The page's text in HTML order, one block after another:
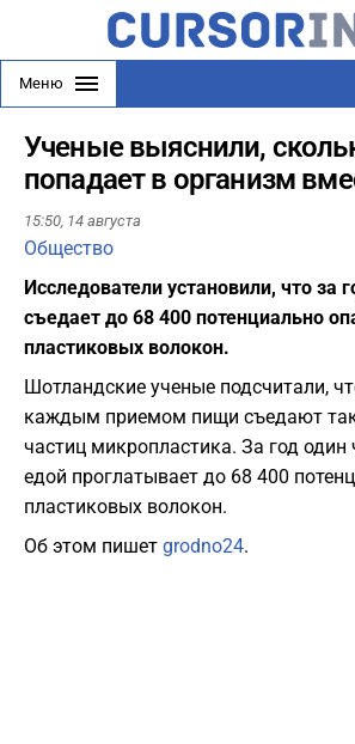
Меню
Ученые выяснили,
попадает в организм
15:50, 14 августа
Общество
Исследователи установили, что за
съедает до 68 400 потенциально
пластиковых волокон.
Шотландские ученые подсчитали,
каждым приемом пищи съедают
частиц микропластика. За год один
едой проглатывает до 68 400
пластиковых волокон.
Об этом пишет grodno24.